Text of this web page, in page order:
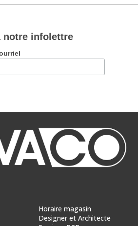
notre infolettre
Horaire magasin
Designer et Architecte